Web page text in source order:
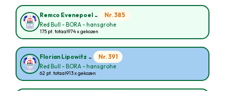
Remco Evenepoel - Nr. 385
Red Bull - BORA - hansgrohe
175 pt. totaal974 x gekozen
Florian Lipowitz - Nr. 391
Red Bull - BORA - hansgrohe
62 pt. totaal913 x gekozen